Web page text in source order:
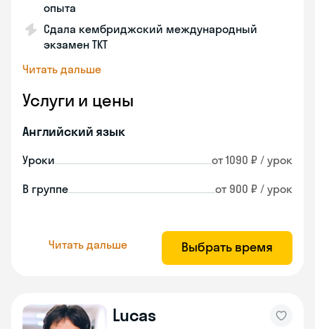
опыта
Сдала кембриджский международный
экзамен TKT
Читать дальше
Услуги и цены
Английский язык
Уроки от 1090 ₽ / урок
В группе от 900 ₽ / урок
Читать дальше Выбрать время
Lucas